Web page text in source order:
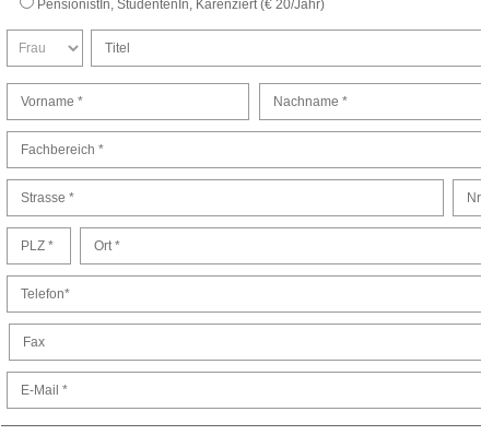
PensionistIn, StudentenIn, Karenziert (€ 20/Jahr)